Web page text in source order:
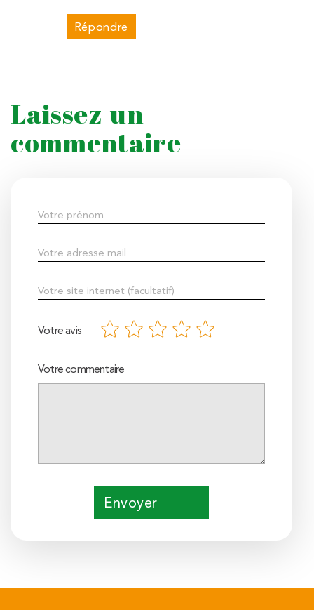
Répondre
Laissez un
commentaire
Votre avis
Votre commentaire
Envoyer